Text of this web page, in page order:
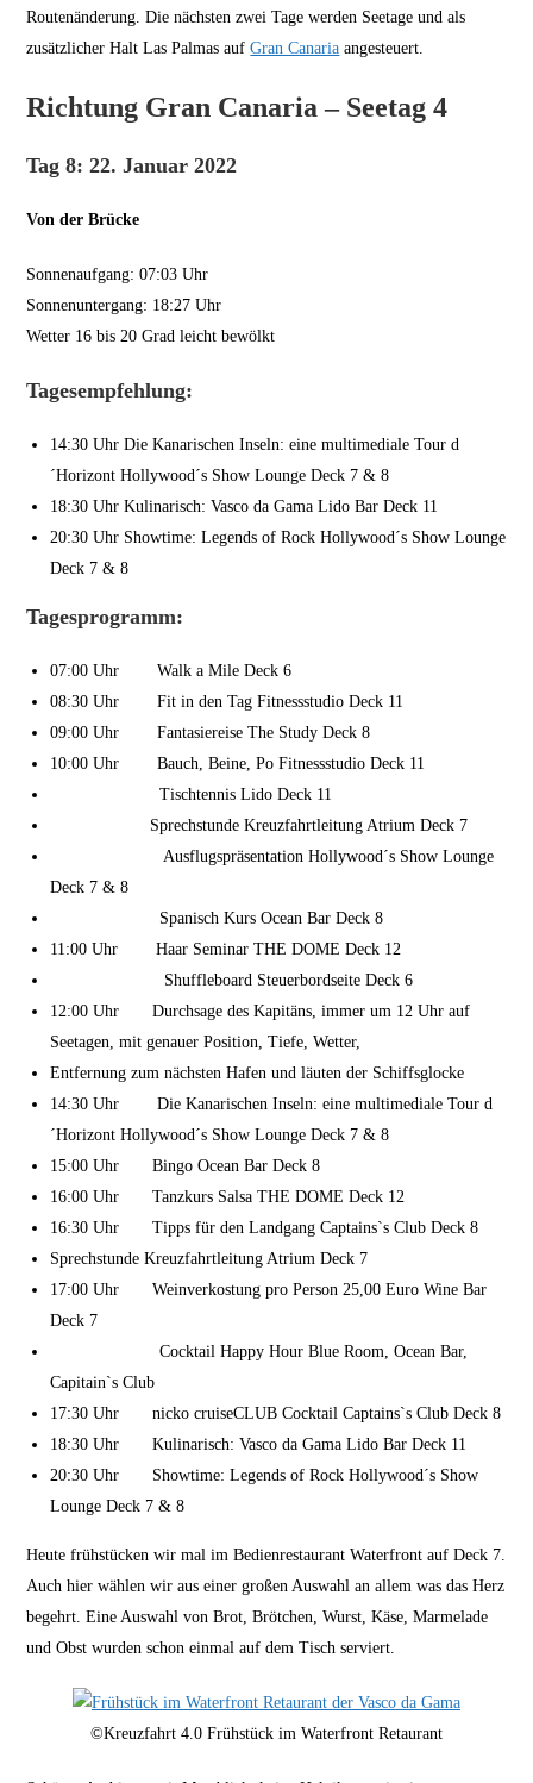
Routenänderung. Die nächsten zwei Tage werden Seetage und als
zusätzlicher Halt Las Palmas aufGran Canaria angesteuert.
Richtung Gran Canaria – Seetag 4
Tag 8: 22. Januar 2022
Von der Brücke
Sonnenaufgang: 07:03 Uhr
Sonnenuntergang: 18:27 Uhr
Wetter 16 bis 20 Grad leicht bewölkt
Tagesempfehlung:
14:30 Uhr Die Kanarischen Inseln: eine multimediale Tour d
´Horizont Hollywood´s Show Lounge Deck 7 & 8
18:30 Uhr Kulinarisch: Vasco da Gama Lido Bar Deck 11
20:30 Uhr Showtime: Legends of Rock Hollywood´s Show Lounge
Deck 7 & 8
Tagesprogramm:
07:00 Uhr Walk a Mile Deck 6
08:30 Uhr Fit in den Tag Fitnessstudio Deck 11
09:00 Uhr Fantasiereise The Study Deck 8
10:00 Uhr Bauch, Beine, Po Fitnessstudio Deck 11
Tischtennis Lido Deck 11
Sprechstunde Kreuzfahrtleitung Atrium Deck 7
Ausflugspräsentation Hollywood´s Show Lounge
Deck 7 & 8
Spanisch Kurs Ocean Bar Deck 8
11:00 Uhr Haar Seminar THE DOME Deck 12
Shuffleboard Steuerbordseite Deck 6
12:00 Uhr Durchsage des Kapitäns, immer um 12 Uhr auf
Seetagen, mit genauer Position, Tiefe, Wetter,
Entfernung zum nächsten Hafen und läuten der Schiffsglocke
14:30 Uhr Die Kanarischen Inseln: eine multimediale Tour d
´Horizont Hollywood´s Show Lounge Deck 7 & 8
15:00 Uhr Bingo Ocean Bar Deck 8
16:00 Uhr Tanzkurs Salsa THE DOME Deck 12
16:30 Uhr Tipps für den Landgang Captains`s Club Deck 8
Sprechstunde Kreuzfahrtleitung Atrium Deck 7
17:00 Uhr Weinverkostung pro Person 25,00 Euro Wine Bar
Deck 7
Cocktail Happy Hour Blue Room, Ocean Bar,
Capitain`s Club
17:30 Uhr nicko cruiseCLUB Cocktail Captains`s Club Deck 8
18:30 Uhr Kulinarisch: Vasco da Gama Lido Bar Deck 11
20:30 Uhr Showtime: Legends of Rock Hollywood´s Show
Lounge Deck 7 & 8
Heute frühstücken wir mal im Bedienrestaurant Waterfront auf Deck 7.
Auch hier wählen wir aus einer großen Auswahl an allem was das Herz
begehrt. Eine Auswahl von Brot, Brötchen, Wurst, Käse, Marmelade
und Obst wurden schon einmal auf dem Tisch serviert.
©Kreuzfahrt 4.0 Frühstück im Waterfront Retaurant